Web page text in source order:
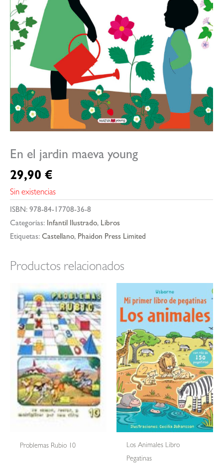
En el jardin maeva young
29,90 €
Sin existencias
ISBN: 978-84-17708-36-8
Categorías: Infantil Ilustrado, Libros
Etiquetas: Castellano, Phaidon Press Limited
Productos relacionados
Problemas Rubio 10
Los Animales Libro
Pegatinas